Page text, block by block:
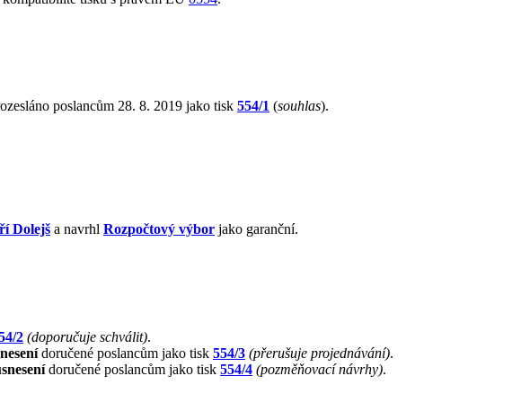
poslancům 28. 8. 2019 jako tisk 554/1 (souhlas).
Dolejš a navrhl Rozpočtový výbor jako garanční.
2 (doporučuje schválit).
doručené poslancům jako tisk 554/3 (přerušuje projednávání).
doručené poslancům jako tisk 554/4 (pozměňovací návrhy).